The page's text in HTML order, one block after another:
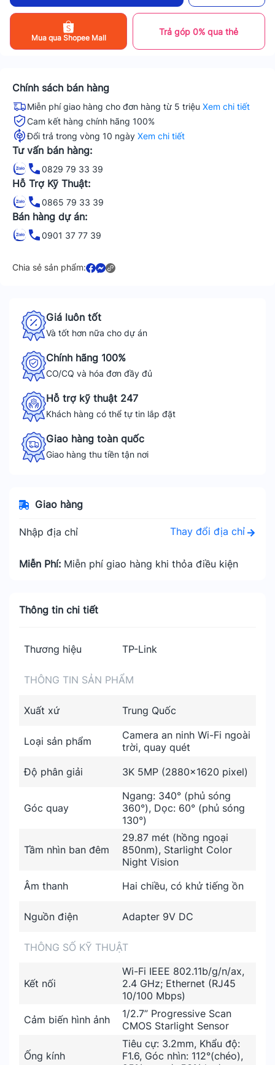
Mua qua Shopee Mall
Trả góp 0% qua thẻ
Chính sách bán hàng
Miễn phí giao hàng cho đơn hàng từ 5 triệu Xem chi tiết
Cam kết hàng chính hãng 100%
Đổi trả trong vòng 10 ngày Xem chi tiết
Tư vấn bán hàng:
0829 79 33 39
Hỗ Trợ Kỹ Thuật:
0865 79 33 39
Bán hàng dự án:
0901 37 77 39
Chia sẻ sản phẩm:
Giá luôn tốt
Và tốt hơn nữa cho dự án
Chính hãng 100%
CO/CQ và hóa đơn đầy đủ
Hỗ trợ kỹ thuật 247
Khách hàng có thể tự tin lắp đặt
Giao hàng toàn quốc
Giao hàng thu tiền tận nơi
Giao hàng
Nhập địa chỉ Thay đổi địa chỉ
Miễn Phí: Miễn phí giao hàng khi thỏa điều kiện
Thông tin chi tiết
Thương hiệu TP-Link
THÔNG TIN SẢN PHẨM
Xuất xứ Trung Quốc
Loại sản phẩm
Camera an ninh Wi-Fi ngoài
trời, quay quét
Độ phân giải
3K 5MP (2880x1620 pixel)
Góc quay
Ngang: 340° (phủ sóng
360°), Dọc: 60° (phủ sóng
130°)
Tầm nhìn ban đêm
29.87 mét (hồng ngoại
850nm), Starlight Color
Night Vision
Âm thanh
Hai chiều, có khử tiếng ồn
Nguồn điện Adapter 9V DC
THÔNG SỐ KỸ THUẬT
Kết nối
Wi-Fi IEEE 802.11b/g/n/ax,
2.4 GHz; Ethernet (RJ45
10/100 Mbps)
Cảm biến hình ảnh
1/2.7” Progressive Scan
CMOS Starlight Sensor
Ống kính
Tiêu cự: 3.2mm, Khẩu độ:
F1.6, Góc nhìn: 112°(chéo),